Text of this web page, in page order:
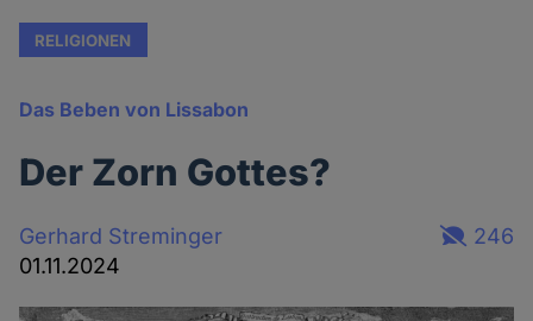
RELIGIONEN
Das Beben von Lissabon
Der Zorn Gottes?
Gerhard Streminger
01.11.2024
246